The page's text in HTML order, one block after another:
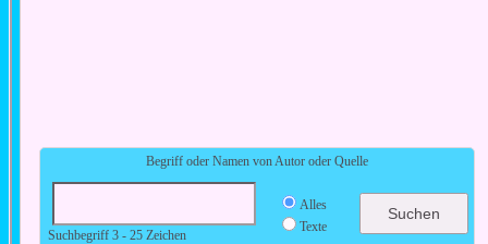
Begriff oder Namen von Autor oder Quelle
Suchbegriff 3 - 25 Zeichen
Alles
Texte